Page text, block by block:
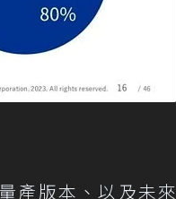
產版本、以及未來